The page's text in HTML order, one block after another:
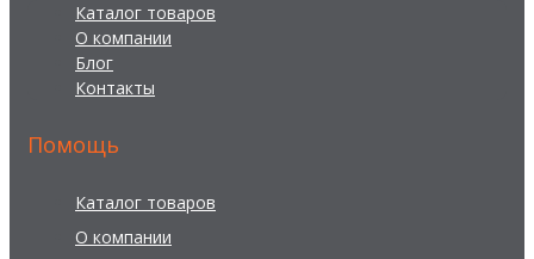
Каталог товаров
О компании
Блог
Контакты
Помощь
Каталог товаров
О компании